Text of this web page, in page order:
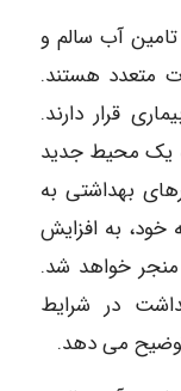
آب سالم و
متعدد هستند.
قرار دارند.
یک محیط جدید
بهداشتی به
خود، به افزایش
منجر خواهد شد.
در شرایط
می دهد.